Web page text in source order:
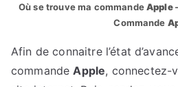
Où se trouve ma commandeApple
Commande
Afin de connaitre l’état
commande Apple, connectez-